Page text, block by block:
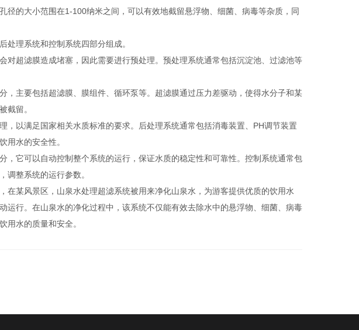
径的大小范围在1-100纳米之间，可以有效地截留悬浮物、细菌、病毒等杂质，同
理系统和控制系统四部分组成。
超滤膜造成堵塞，因此需要进行预处理。预处理系统通常包括沉淀池、过滤池等
主要包括超滤膜、膜组件、循环泵等。超滤膜通过压力差驱动，使得水分子和某
截留。
以满足国家相关水质标准的要求。后处理系统通常包括消毒装置、PH调节装置
用水的安全性。
它可以自动控制整个系统的运行，保证水质的稳定性和可靠性。控制系统通常包
调整系统的运行参数。
某风景区，山泉水处理超滤系统被用来净化山泉水，为游客提供优质的饮用水
运行。在山泉水的净化过程中，该系统不仅能有效去除水中的悬浮物、细菌、病毒
用水的质量和安全。